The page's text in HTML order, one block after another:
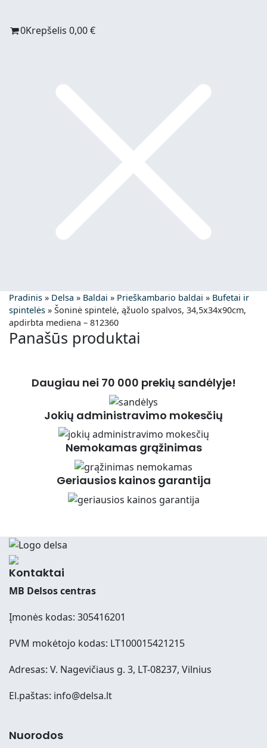
0Krepšelis0,00€
Pradinis » Delsa » Baldai » Prieškambario baldai » Bufetai ir
spintelės » Šoninė spintelė, ąžuolo spalvos, 34,5x34x90cm,
apdirbta mediena – 812360
Panašūs produktai
Daugiau nei 70 000 prekių sandėlyje!
Jokių administravimo mokesčių
Nemokamas grąžinimas
Geriausios kainos garantija
Kontaktai
MB Delsos centras
Įmonės kodas: 305416201
PVM mokėtojo kodas: LT100015421215
Adresas: V. Nagevičiaus g. 3, LT-08237, Vilnius
El.paštas: info@delsa.lt
Nuorodos